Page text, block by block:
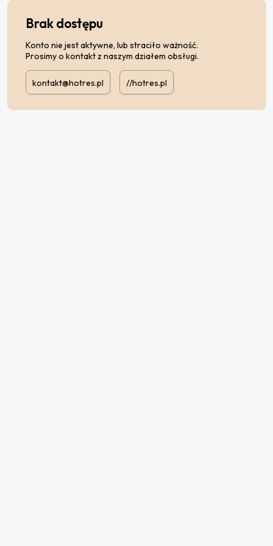
Brak dostępu
Konto nie jest aktywne, lub straciło ważność.
Prosimy o kontakt z naszym działem obsługi.
kontakt@hotres.pl //hotres.pl